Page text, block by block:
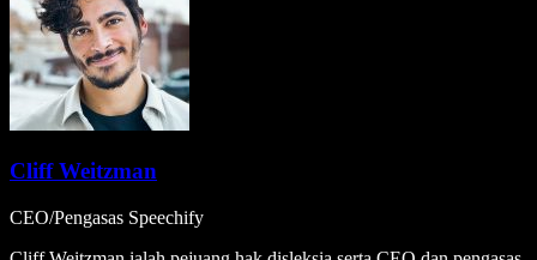
Cliff Weitzman
CEO/Pengasas Speechify